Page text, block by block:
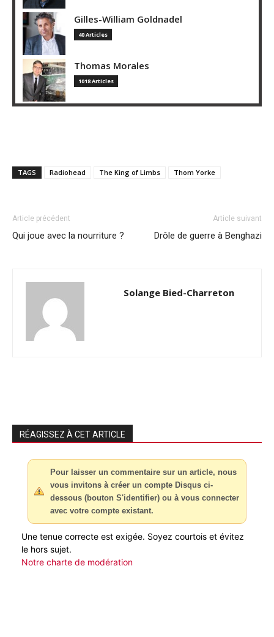
Gilles-William Goldnadel
40 Articles
Thomas Morales
1018 Articles
TAGS Radiohead The King of Limbs Thom Yorke
Article précédent
Qui joue avec la nourriture ?
Article suivant
Drôle de guerre à Benghazi
Solange Bied-Charreton
RÉAGISSEZ À CET ARTICLE
Pour laisser un commentaire sur un article, nous
vous invitons à créer un compte Disqus ci-
dessous (bouton S'identifier) ou à vous connecter
avec votre compte existant.
Une tenue correcte est exigée. Soyez courtois et évitez
le hors sujet.
Notre charte de modération